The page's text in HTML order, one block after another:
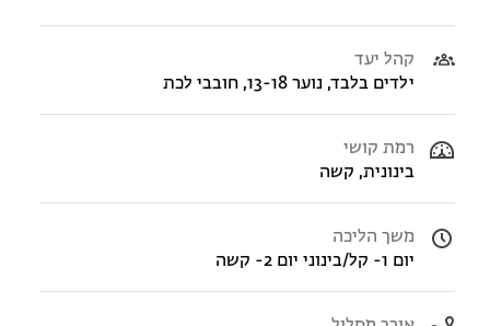
קהל יעד
ילדים בלבד, נוער 13-18, חובבי לכת
רמת קושי
בינונית, קשה
משך הליכה
יום 1- קל/בינוני יום 2- קשה